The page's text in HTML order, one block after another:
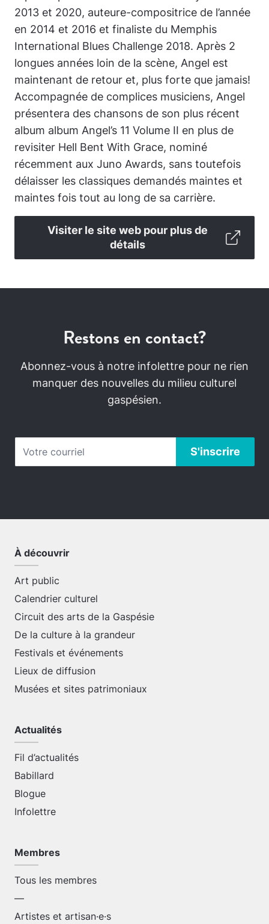
2013 et 2020, auteure-compositrice de l’année
en 2014 et 2016 et finaliste du Memphis
International Blues Challenge 2018. Après 2
longues années loin de la scène, Angel est
maintenant de retour et, plus forte que jamais!
Accompagnée de complices musiciens, Angel
présentera des chansons de son plus récent
album album Angel’s 11 Volume II en plus de
revisiter Hell Bent With Grace, nominé
récemment aux Juno Awards, sans toutefois
délaisser les classiques demandés maintes et
maintes fois tout au long de sa carrière.
Visiter le site web pour plus de
détails
Restons en contact?
Abonnez-vous à notre infolettre pour ne rien
manquer des nouvelles du milieu culturel
gaspésien.
À découvrir
Art public
Calendrier culturel
Circuit des arts de la Gaspésie
De la culture à la grandeur
Festivals et événements
Lieux de diffusion
Musées et sites patrimoniaux
Actualités
Fil d’actualités
Babillard
Blogue
Infolettre
Membres
Tous les membres
—
Artistes et artisan·e·s